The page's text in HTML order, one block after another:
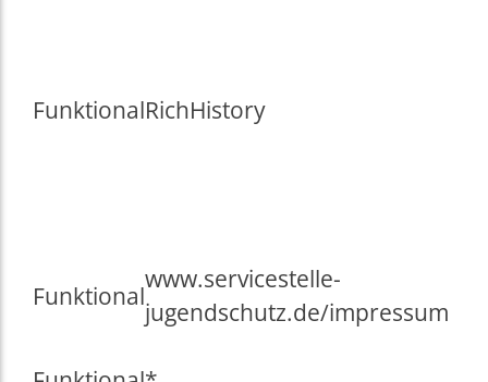
FunktionalRichHistory
Funktional
www.servicestelle-
jugendschutz.de/impressum